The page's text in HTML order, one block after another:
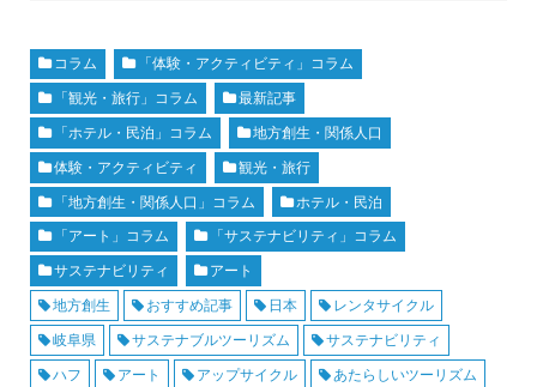
コラム
「体験・アクティビティ」コラム
「観光・旅行」コラム
最新記事
「ホテル・民泊」コラム
地方創生・関係人口
体験・アクティビティ
観光・旅行
「地方創生・関係人口」コラム
ホテル・民泊
「アート」コラム
「サステナビリティ」コラム
サステナビリティ
アート
地方創生
おすすめ記事 日本
レンタサイクル
岐阜県
サステナブルツーリズム
サステナビリティ
ハフ
アート アップサイクル
あたらしいツーリズム